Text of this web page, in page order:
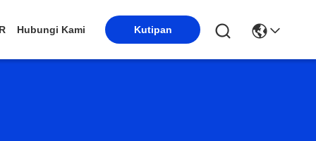
Hubungi Kami Kutipan